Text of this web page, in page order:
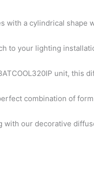
with a cylindrical
to your lighting
unit, this
combination of
with our decorative